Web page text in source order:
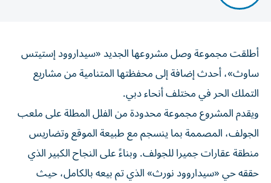
أطلقت مجموعة وصل مشروعها الجديد «سيداروود إستيتس
ساوث»، أحدث إضافة إلى محفظتها المتنامية من مشاريع
التملك الحر في مختلف أنحاء دبي.
ويقدم المشروع مجموعة محدودة من الفلل المطلة على ملعب
الجولف، المصممة بما ينسجم مع طبيعة الموقع وتضاريس
منطقة عقارات جميرا للجولف. وبناءً على النجاح الكبير الذي
حققه حي «سيداروود نورث» الذي تم بيعه بالكامل، حيث